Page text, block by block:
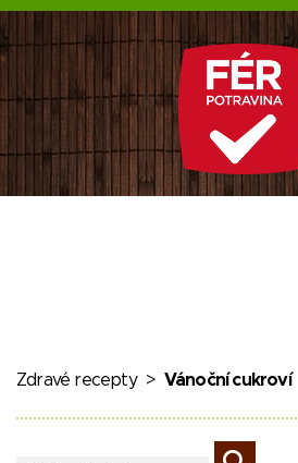
Zdravé recepty> Vánoční cukroví